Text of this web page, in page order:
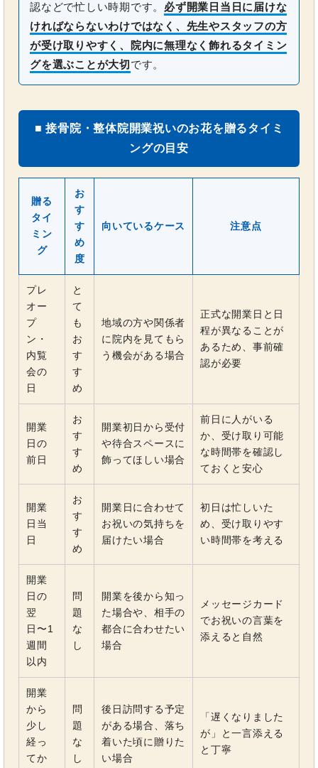
認などで忙しい時期です。 必ず開業日当日に届けな
ければならないわけではなく、先生やスタッフの方
が受け取りやすく、院内に無理なく飾れるタイミン
グを選ぶことが大切です。
■ 接骨院・整体院開業祝いのお花を贈るタイミ
ングの目安
贈る
タイ
ミン
グ
お
す
す
め
度
向いているケース 注意点
プレ
オー
プ
ン・
内覧
会の
日
と
て
も
お
す
す
め
地域の方や関係者
に院内を見てもら
う機会がある場合
正式な開業日と日
程が異なることが
あるため、事前確
認が必要
開業
日の
前日
お
す
す
め
開業初日から受付
や待合スペースに
飾ってほしい場合
前日に人がいる
か、受け取り可能
な時間帯を確認し
ておくと安心
開業
日当
日
お
す
す
め
開業日に合わせて
お祝いの気持ちを
届けたい場合
初日は忙しいた
め、受け取りやす
い時間帯を考える
開業
日の
翌
日〜1
週間
以内
問
題
な
し
開業を後から知っ
た場合や、相手の
都合に合わせたい
場合
メッセージカード
でお祝いの言葉を
添えると自然
開業
から
少し
経っ
てか
問
題
な
し
後日訪問する予定
がある場合、落ち
着いた頃に贈りた
い場合
「遅くなりました
が」と一言添える
と丁寧